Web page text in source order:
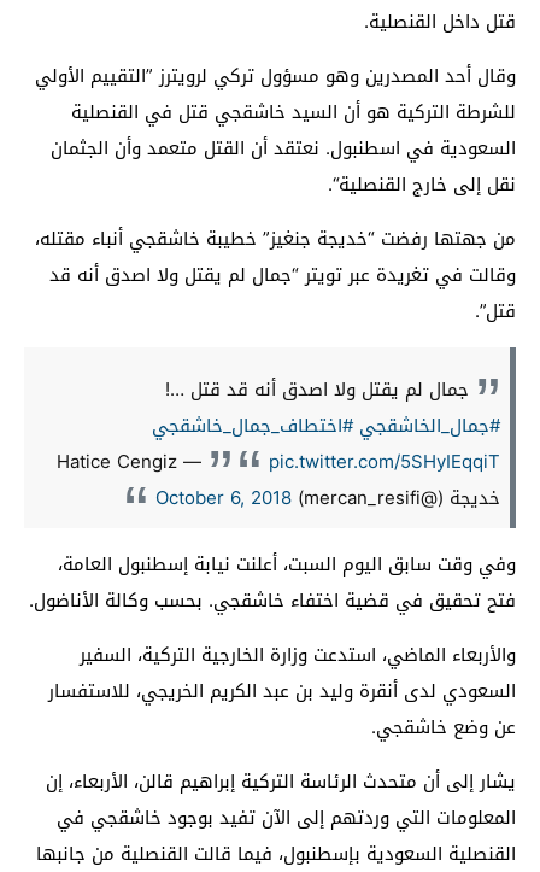
قتل داخل القنصلية.
وقال أحد المصدرين وهو مسؤول تركي لرويترز ”التقييم الأولي
للشرطة التركية هو أن السيد خاشقجي قتل في القنصلية
السعودية في اسطنبول. نعتقد أن القتل متعمد وأن الجثمان
نقل إلى خارج القنصلية“.
من جهتها رفضت “خديجة جنغيز” خطيبة خاشقجي أنباء مقتله،
وقالت في تغريدة عبر تويتر “جمال لم يقتل ولا اصدق أنه قد
قتل”.
جمال لم يقتل ولا اصدق أنه قد قتل …!
#جمال_الخاشقجي #اختطاف_جمال_خاشقجي
pic.twitter.com/5SHyIEqqiT
— Hatice Cengiz
خديجة (@mercan_resifi)
October 6, 2018
وفي وقت سابق اليوم السبت، أعلنت نيابة إسطنبول العامة،
فتح تحقيق في قضية اختفاء خاشقجي. بحسب وكالة الأناضول.
والأربعاء الماضي، استدعت وزارة الخارجية التركية، السفير
السعودي لدى أنقرة وليد بن عبد الكريم الخريجي، للاستفسار
عن وضع خاشقجي.
يشار إلى أن متحدث الرئاسة التركية إبراهيم قالن، الأربعاء، إن
المعلومات التي وردتهم إلى الآن تفيد بوجود خاشقجي في
القنصلية السعودية بإسطنبول، فيما قالت القنصلية من جانبها